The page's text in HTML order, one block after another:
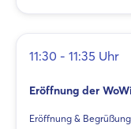
11:30 - 11:35 Uhr
Eröffnung der
Eröffnung & Begrüßung